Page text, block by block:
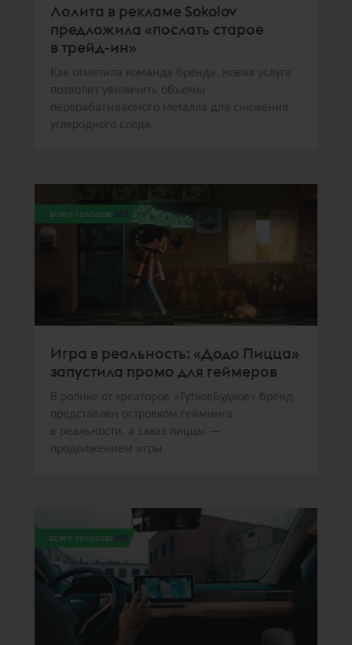
Лолита в рекламе Sokolov
предложила «послать старое
в трейд-ин»
Как отметила команда бренда, новая услуга
позволит увеличить объемы
перерабатываемого металла для снижения
углеродного следа
всего голосов: 255
Игра в реальность: «Додо Пицца»
запустила промо для геймеров
В ролике от креаторов «ТутковБудков» бренд
представлен островком гейминга
в реальности, а заказ пиццы —
продолжением игры
всего голосов: 245